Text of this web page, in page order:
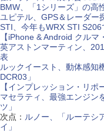
BMW、「1シリーズ」の高
ユピテル、GPS＆レーダー
STI、今年もWRX STI
【iPhone & Android クル
英アストンマーティン、
表
ルックイースト、動体感知
DCR03」
【インプレッション・リポ
マセラティ、最強エンジン
ツ」
次点： ルノー、「ルーテシ
イ」